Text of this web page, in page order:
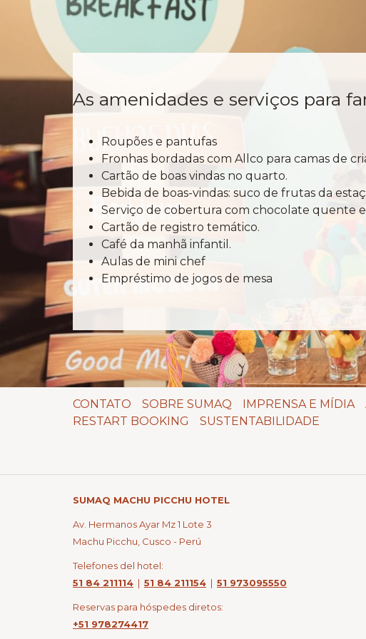
As amenidades e serviços para
Roupões e pantufas
Fronhas bordadas com Allco para camas de
Cartão de boas vindas no quarto.
Bebida de boas-vindas: suco de frutas da
Serviço de cobertura com chocolate quente
Cartão de registro temático.
Café da manhã infantil.
Aulas de mini chef
​Empréstimo de jogos de mesa
CONTATO SOBRE SUMAQ IMPRENSA E MÍDIA
RESTART BOOKING
SUSTENTABILIDADE
SUMAQ MACHU PICCHU HOTEL
Av. Hermanos Ayar Mz 1 Lote 3
Machu Picchu, Cusco - Perú
Telefones del hotel:
51 84 211114 | 51 84 211154 | 51 973095550
Reservas para hóspedes diretos:
+51 978274417